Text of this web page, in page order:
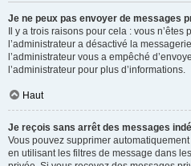
Je ne peux pas envoyer de messages
Il y a trois raisons pour cela : vous
l’administrateur a désactivé la
l’administrateur vous a empêché
l’administrateur pour plus d’informations.
Haut
Je reçois sans arrêt des messages
Vous pouvez supprimer
en utilisant les filtres de message dans